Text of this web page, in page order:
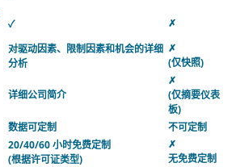
✓ ✗
对驱动因素、限制因素和机会的详细
分析
✗
(仅快照)
详细公司简介
✗
(仅摘要仪表
板)
数据可定制
不可定制
20/40/60 小时免费定制
(根据许可证类型)
✗
无免费定制